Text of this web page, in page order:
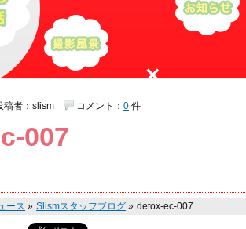
007
稿者：slism コメント： 0 件
ース » Slismスタッフブログ » detox-ec-007